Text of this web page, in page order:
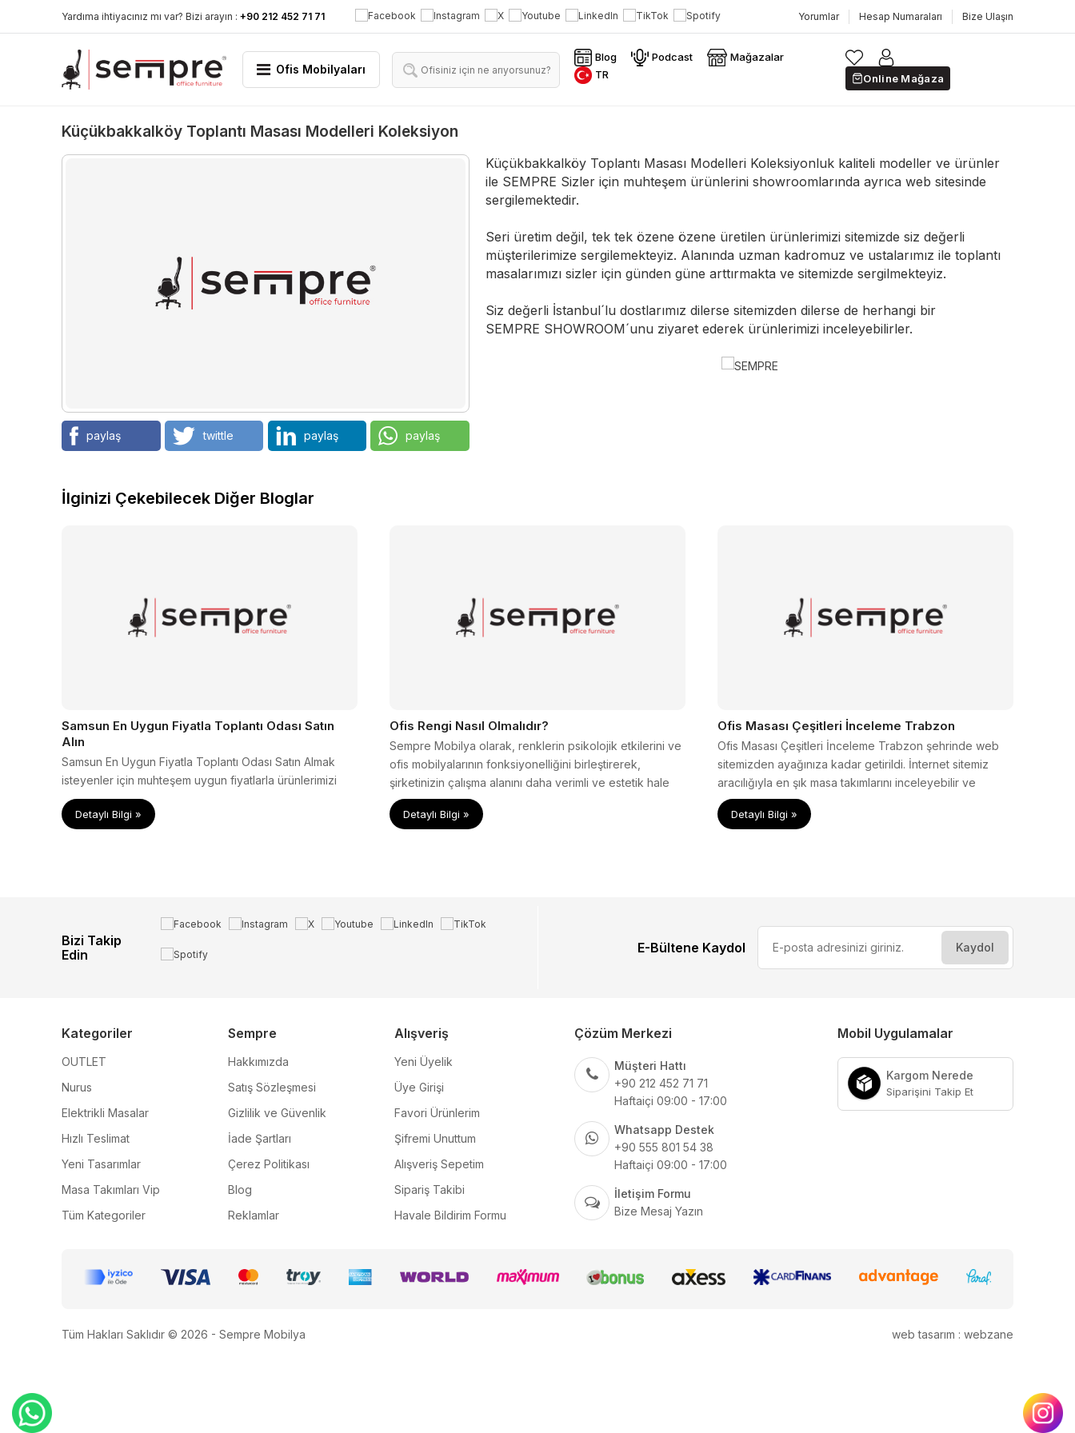
Yardıma ihtiyacınız mı var? Bizi arayın : +90 212 452 71 71 Yorumlar Hesap Numaraları Bize Ulaşın
Ofis Mobilyaları
Blog Podcast
Mağazalar
TR
Online Mağaza
Küçükbakkalköy Toplantı Masası Modelleri Koleksiyon
paylaş twittle paylaş paylaş
Küçükbakkalköy Toplantı Masası Modelleri Koleksiyonluk kaliteli modeller ve ürünler
ile SEMPRE Sizler için muhteşem ürünlerini showroomlarında ayrıca web sitesinde
sergilemektedir.
Seri üretim değil, tek tek özene özene üretilen ürünlerimizi sitemizde siz değerli
müşterilerimize sergilemekteyiz. Alanında uzman kadromuz ve ustalarımız ile toplantı
masalarımızı sizler için günden güne arttırmakta ve sitemizde sergilmekteyiz.
Siz değerli İstanbul´lu dostlarımız dilerse sitemizden dilerse de herhangi bir
SEMPRE SHOWROOM´unu ziyaret ederek ürünlerimizi inceleyebilirler.
İlginizi Çekebilecek Diğer Bloglar
Samsun En Uygun Fiyatla Toplantı Odası Satın
Alın
Samsun En Uygun Fiyatla Toplantı Odası Satın Almak
isteyenler için muhteşem uygun fiyatlarla ürünlerimizi
satın alabilirsiniz.
Detaylı Bilgi »
Ofis Rengi Nasıl Olmalıdır?
Sempre Mobilya olarak, renklerin psikolojik etkilerini ve
ofis mobilyalarının fonksiyonelliğini birleştirerek,
şirketinizin çalışma alanını daha verimli ve estetik hale
getirmenize yardımcı oluyoruz.
Detaylı Bilgi »
Ofis Masası Çeşitleri İnceleme Trabzon
Ofis Masası Çeşitleri İnceleme Trabzon şehrinde web
sitemizden ayağınıza kadar getirildi. İnternet sitemiz
aracılığıyla en şık masa takımlarını inceleyebilir ve
anında teklif alabilirsiniz.
Detaylı Bilgi »
Bizi Takip
Edin
E-Bültene Kaydol
Kategoriler
OUTLET
Nurus
Elektrikli Masalar
Hızlı Teslimat
Yeni Tasarımlar
Masa Takımları Vip
Tüm Kategoriler
Sempre
Hakkımızda
Satış Sözleşmesi
Gizlilik ve Güvenlik
İade Şartları
Çerez Politikası
Blog
Reklamlar
Alışveriş
Yeni Üyelik
Üye Girişi
Favori Ürünlerim
Şifremi Unuttum
Alışveriş Sepetim
Sipariş Takibi
Havale Bildirim Formu
Çözüm Merkezi
Müşteri Hattı
+90 212 452 71 71
Haftaiçi 09:00 - 17:00
Whatsapp Destek
+90 555 801 54 38
Haftaiçi 09:00 - 17:00
İletişim Formu
Bize Mesaj Yazın
Mobil Uygulamalar
Kargom Nerede
Siparişini Takip Et
Tüm Hakları Saklıdır © 2026 - Sempre Mobilya web tasarım : webzane